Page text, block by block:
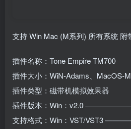
支持 Win Mac (M系列) 所有系统
插件名称：Tone Empire TM700
插件大小：WiN-Adams、MacOS-
插件类型：磁带机模拟效果器
插件版本：Win：v2.0
支持格式：Win：VST/VST3